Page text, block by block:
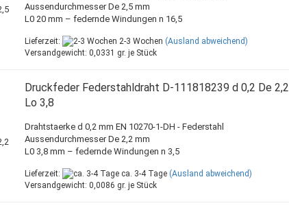
Aussendurchmesser De 2,5 mm
L0 20 mm – federnde Windungen n 16,5
Lieferzeit: 2-3 Wochen (Ausland abweichend)
Versandgewicht: 0,0331 gr. je Stück
Druckfeder Federstahldraht D-111818239 d 0,2 De 2,2
Lo 3,8
Drahtstaerke d 0,2 mm EN 10270-1-DH - Federstahl
Aussendurchmesser De 2,2 mm
L0 3,8 mm – federnde Windungen n 3,5
Lieferzeit: ca. 3-4 Tage (Ausland abweichend)
Versandgewicht: 0,0086 gr. je Stück